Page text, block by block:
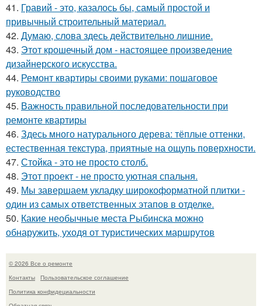
41. Гравий - это, казалось бы, самый простой и
привычный строительный материал.
42. Думаю, слова здесь действительно лишние.
43. Этот крошечный дом - настоящее произведение
дизайнерского искусства.
44. Ремонт квартиры своими руками: пошаговое
руководство
45. Важность правильной последовательности при
ремонте квартиры
46. Здесь много натурального дерева: тёплые оттенки,
естественная текстура, приятные на ощупь поверхности.
47. Стойка - это не просто столб.
48. Этот проект - не просто уютная спальня.
49. Мы завершаем укладку широкоформатной плитки -
один из самых ответственных этапов в отделке.
50. Какие необычные места Рыбинска можно
обнаружить, уходя от туристических маршрутов
© 2026 Все о ремонте
Контакты
Пользовательское соглашение
Политика конфидециальности